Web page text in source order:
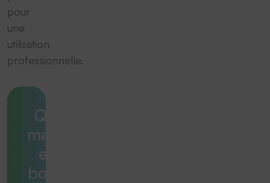
pour
une
utilisation
professionnelle.
Quelle
machine
est la
bonne ?